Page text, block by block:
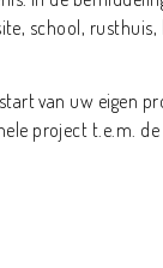
school, rusthuis,
van uw eigen
project t.e.m.